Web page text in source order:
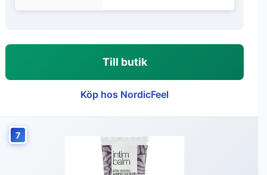
Till butik
Köp hos NordicFeel
7